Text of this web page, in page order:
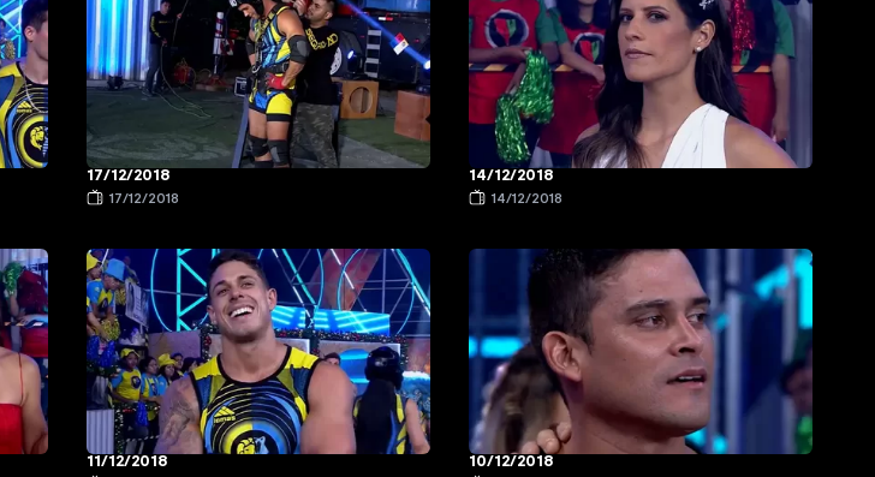
17/12/2018
17/12/2018
14/12/2018
14/12/2018
11/12/2018 10/12/2018